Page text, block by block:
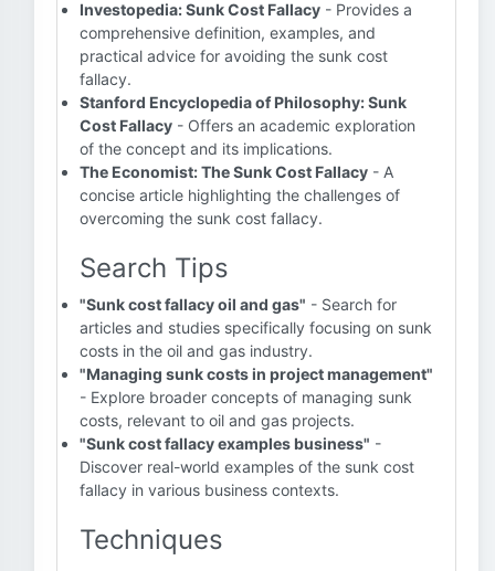
Investopedia: Sunk Cost Fallacy - Provides a
comprehensive definition, examples, and
practical advice for avoiding the sunk cost
fallacy.
Stanford Encyclopedia of Philosophy: Sunk
Cost Fallacy - Offers an academic exploration
of the concept and its implications.
The Economist: The Sunk Cost Fallacy - A
concise article highlighting the challenges of
overcoming the sunk cost fallacy.
Search Tips
"Sunk cost fallacy oil and gas" - Search for
articles and studies specifically focusing on sunk
costs in the oil and gas industry.
"Managing sunk costs in project management"
- Explore broader concepts of managing sunk
costs, relevant to oil and gas projects.
"Sunk cost fallacy examples business" -
Discover real-world examples of the sunk cost
fallacy in various business contexts.
Techniques